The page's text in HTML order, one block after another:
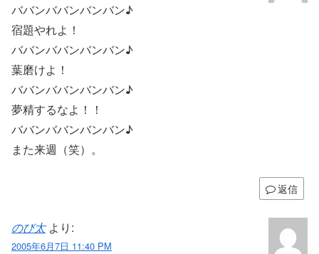
ババンババンバンバン♪
宿題やれよ！
ババンババンバンバン♪
葉磨けよ！
ババンババンバンバン♪
夢精するなよ！！
ババンババンバンバン♪
また来週（笑）。
返信
のび太 より:
2005年6月7日 11:40 PM